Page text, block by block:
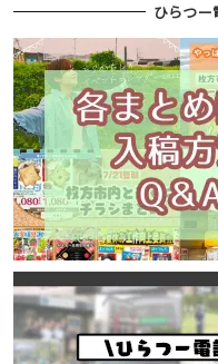
ひらつー